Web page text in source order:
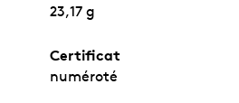
23,17 g
Certificat
numéroté